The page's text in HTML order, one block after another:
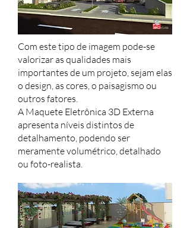
Com este tipo de imagem pode-se
valorizar as qualidades mais
importantes de um projeto, sejam elas
o design, as cores, o paisagismo ou
outros fatores.
A Maquete Eletrônica 3D Externa
apresenta níveis distintos de
detalhamento, podendo ser
meramente volumétrico, detalhado
ou foto-realista.